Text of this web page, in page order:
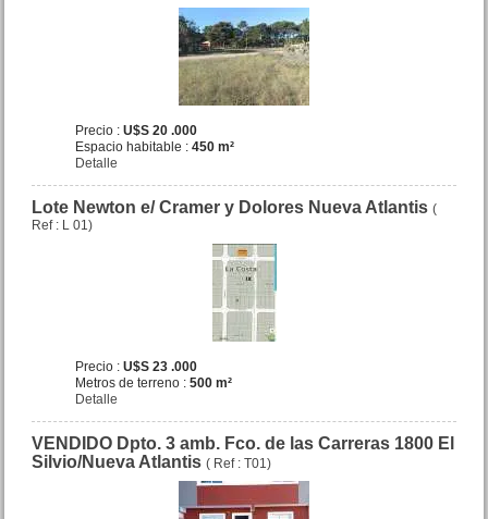
Precio :
Casa 4 amb. + dpto. 2 amb.
Libres del Sur 1954 N.Atlantis
U$S 88 .000
Precio :U$S 20 .000
Espacio habitable :450 m²
Detalle
Lote Newton e/ Cramer y Dolores Nueva Atlantis(
Ref : L 01)
Precio :U$S 23 .000
Metros de terreno :500 m²
Detalle
VENDIDO Dpto. 3 amb. Fco. de las Carreras 1800 El
Silvio/Nueva Atlantis( Ref : T01)